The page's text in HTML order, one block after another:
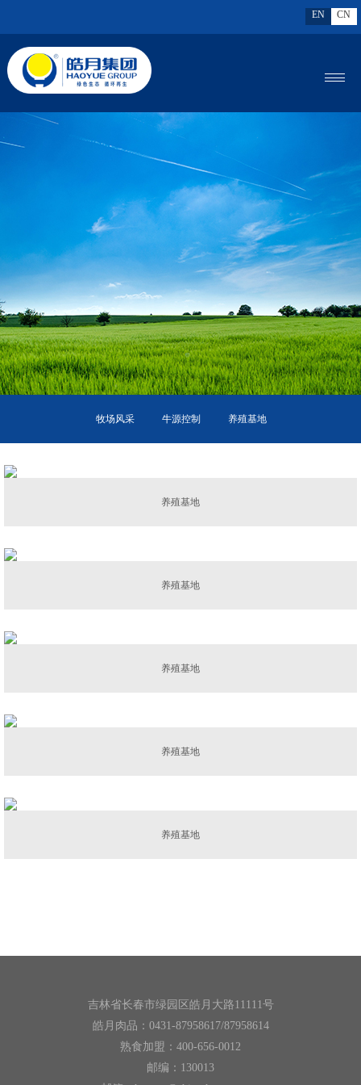
EN CN
MENU
牧场风采 牛源控制 养殖基地
养殖基地
养殖基地
养殖基地
养殖基地
养殖基地
吉林省长春市绿园区皓月大路11111号
皓月肉品：0431-87958617/87958614
熟食加盟：400-656-0012
邮编：130013